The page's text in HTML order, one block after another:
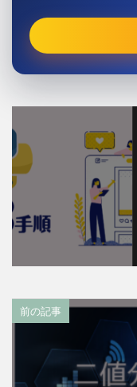
前の記事